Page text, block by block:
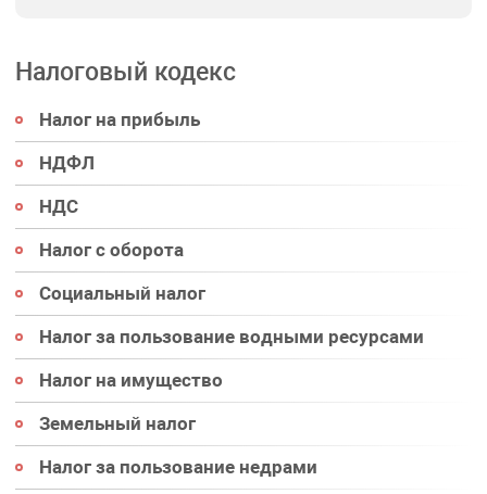
Налоговый кодекс
Налог на прибыль
НДФЛ
НДС
Налог с оборота
Социальный налог
Налог за пользование водными ресурсами
Налог на имущество
Земельный налог
Налог за пользование недрами